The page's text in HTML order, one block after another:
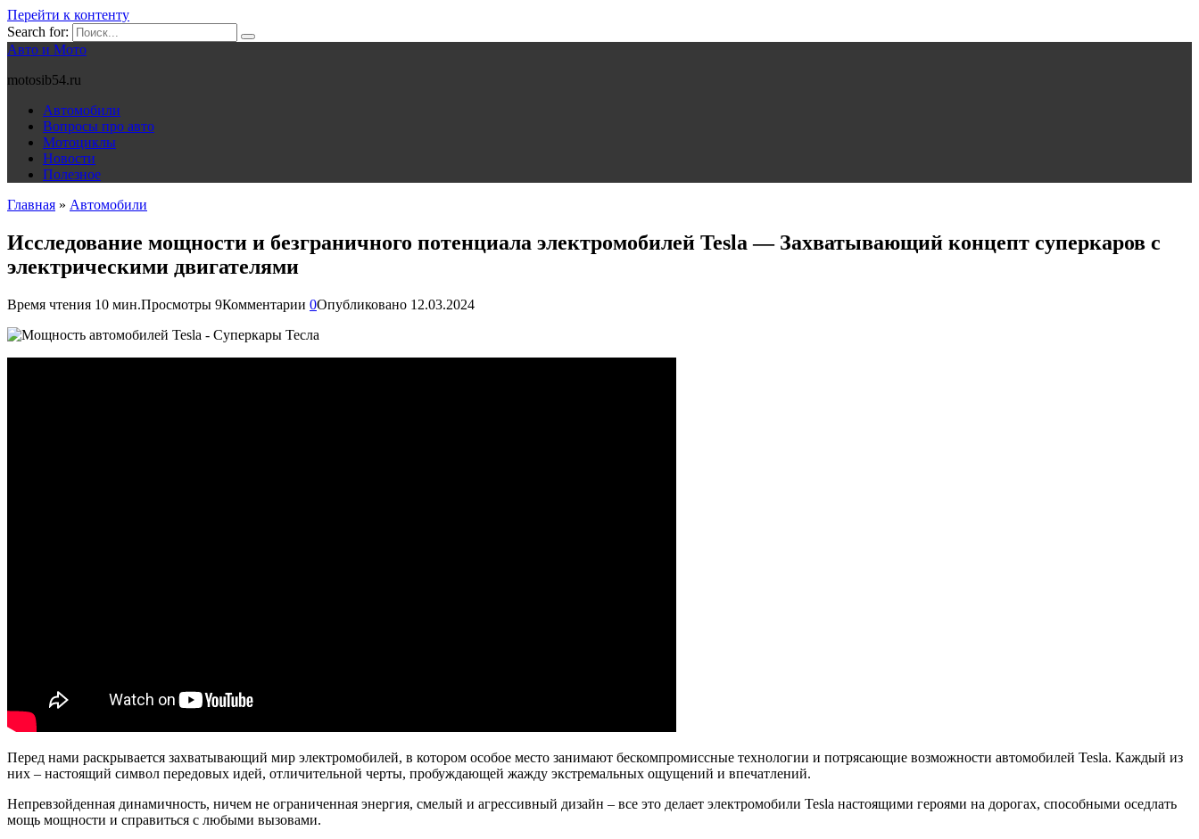
Перейти к контенту
Search for:
Авто и Мото
motosib54.ru
Автомобили
Вопросы про авто
Мотоциклы
Новости
Полезное
Главная » Автомобили
Исследование мощности и безграничного потенциала электромобилей Tesla — Захватывающий концепт суперкаров с
электрическими двигателями
Время чтения 10 мин.Просмотры 9Комментарии 0Опубликовано 12.03.2024
Перед нами раскрывается захватывающий мир электромобилей, в котором особое место занимают бескомпромиссные технологии и потрясающие возможности автомобилей Tesla. Каждый из
них – настоящий символ передовых идей, отличительной черты, пробуждающей жажду экстремальных ощущений и впечатлений.
Непревзойденная динамичность, ничем не ограниченная энергия, смелый и агрессивный дизайн – все это делает электромобили Tesla настоящими героями на дорогах, способными оседлать
мощь мощности и справиться с любыми вызовами.